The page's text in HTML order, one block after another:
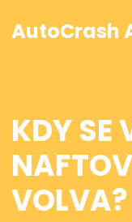
AutoCrash
KDY SE
VOLVA?